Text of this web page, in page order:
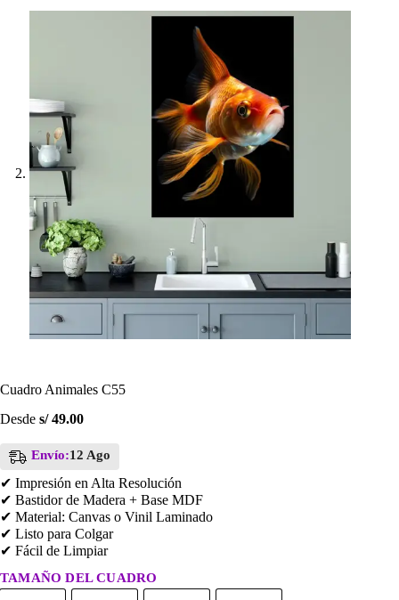
Cuadro Animales C55
Desde s/49.00
Envío:12 Ago
✔ Impresión en Alta Resolución
✔ Bastidor de Madera + Base MDF
✔ Material: Canvas o Vinil Laminado
✔ Listo para Colgar
✔ Fácil de Limpiar
TAMAÑO DEL CUADRO